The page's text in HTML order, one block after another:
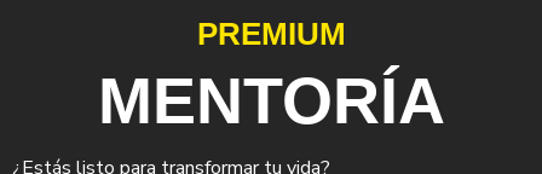
PREMIUM
MENTORÍA
¿Estás listo para transformar tu vida?